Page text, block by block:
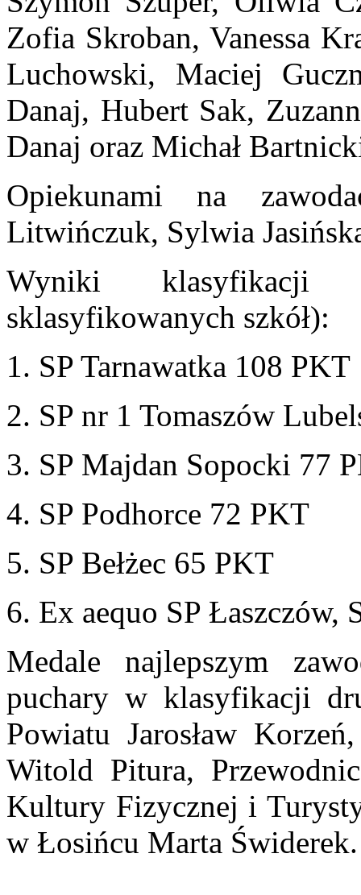
Zofia Skroban, Vanessa
Luchowski, Maciej
Danaj, Hubert Sak,
Danaj oraz Michał
Opiekunami na
Litwińczuk, Sylwia
Wyniki klasyfikacji
sklasyfikowanych szkół):
1. SP Tarnawatka 108 PKT
2. SP nr 1 Tomaszów
3. SP Majdan Sopocki 77
4. SP Podhorce 72 PKT
5. SP Bełżec 65 PKT
6. Ex aequo SP Łaszczów,
Medale najlepszym
puchary w klasyfikacji
Powiatu Jarosław
Witold Pitura,
Kultury Fizycznej i
w Łosińcu Marta Świderek.